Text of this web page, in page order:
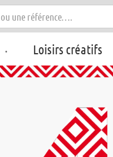
. Loisirs créatifs